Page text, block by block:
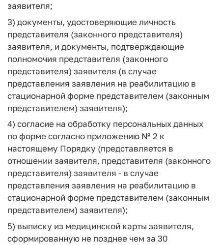
заявителя;
3) документы, удостоверяющие личность
представителя (законного представителя)
заявителя, и документы, подтверждающие
полномочия представителя (законного
представителя) заявителя (в случае
представления заявления на реабилитацию в
стационарной форме представителем (законным
представителем) заявителя);
4) согласие на обработку персональных данных
по форме согласно приложению № 2 к
настоящему Порядку (представляется в
отношении заявителя, представителя (законного
представителя) заявителя - в случае
представления заявления на реабилитацию в
стационарной форме представителем (законным
представителем) заявителя);
5) выписку из медицинской карты заявителя,
сформированную не позднее чем за 30